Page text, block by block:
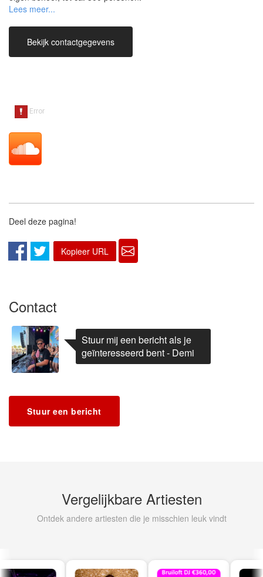
-Dit kan voor een zeer aantrekkelijk tarief worden aangeboden als
-Heb je alles al staan ? stuur dan een berichtje voor een
aangepast tarief.
partijen.
-reviews zijn beperkt, omdat er ook boekingen buiten deze
Bekijk contactgegevens
Deel deze pagina!
Kopieer URL
Contact
Stuur mij een bericht als je
geïnteresseerd bent - Demi
Stuur een bericht
Vergelijkbare Artiesten
Ontdek andere artiesten die je misschien leuk vindt